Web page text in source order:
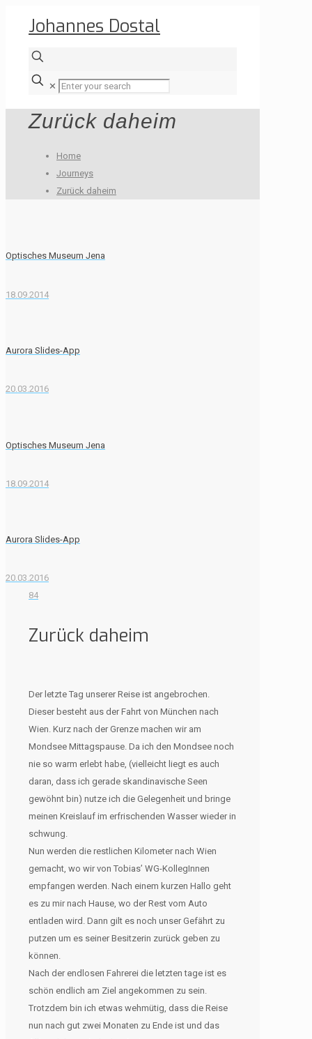
Johannes Dostal
✕
Zurück daheim
Home
Journeys
Zurück daheim
Optisches Museum Jena
18.09.2014
Aurora Slides-App
20.03.2016
Optisches Museum Jena
18.09.2014
Aurora Slides-App
20.03.2016
84
Zurück daheim
Der letzte Tag unserer Reise ist angebrochen.
Dieser besteht aus der Fahrt von München nach
Wien. Kurz nach der Grenze machen wir am
Mondsee Mittagspause. Da ich den Mondsee noch
nie so warm erlebt habe, (vielleicht liegt es auch
daran, dass ich gerade skandinavische Seen
gewöhnt bin) nutze ich die Gelegenheit und bringe
meinen Kreislauf im erfrischenden Wasser wieder in
schwung.
Nun werden die restlichen Kilometer nach Wien
gemacht, wo wir von Tobias’ WG-KollegInnen
empfangen werden. Nach einem kurzen Hallo geht
es zu mir nach Hause, wo der Rest vom Auto
entladen wird. Dann gilt es noch unser Gefährt zu
putzen um es seiner Besitzerin zurück geben zu
können.
Nach der endlosen Fahrerei die letzten tage ist es
schön endlich am Ziel angekommen zu sein.
Trotzdem bin ich etwas wehmütig, dass die Reise
nun nach gut zwei Monaten zu Ende ist und das